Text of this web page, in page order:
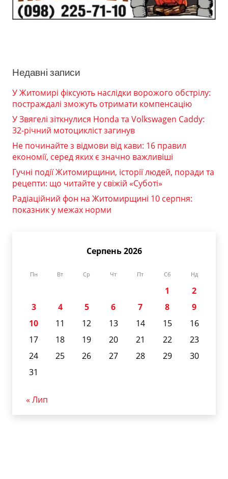
Недавні записи
У Житомирі фіксують наслідки ворожого обстрілу:
постраждалі зможуть отримати компенсацію
У Звягелі зіткнулися Honda та Volkswagen Caddy:
32-річний мотоцикліст загинув
Не починайте з відмови від кави: 16 правил
економії, серед яких є значно важливіші
Гучні події Житомирщини, історії людей, поради та
рецепти: що читайте у свіжій «Суботі»
Радіаційний фон на Житомирщині 10 серпня:
показник у межах норми
Серпень 2026
Пн Вт Ср Чт Пт Сб Нд
1
2
3
4 5 6 7 8
9
10
11 12 13 14 15
16
17
18 19 20 21 22
23
24
25 26 27 28 29
30
31
« Лип